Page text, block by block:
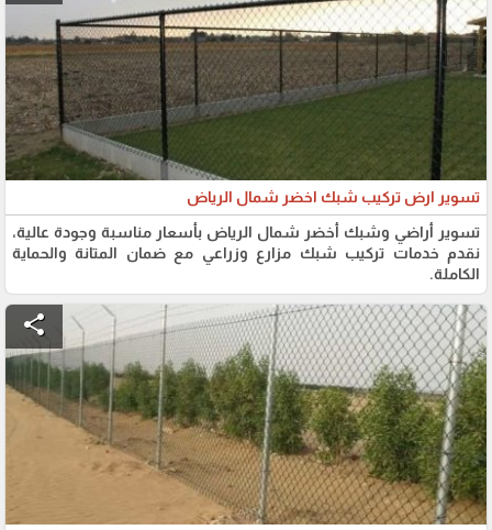
تسوير ارض تركيب شبك اخضر شمال الرياض
تسوير أراضي وشبك أخضر شمال الرياض بأسعار مناسبة وجودة عالية،
نقدم خدمات تركيب شبك مزارع وزراعي مع ضمان المتانة والحماية
الكاملة.
share